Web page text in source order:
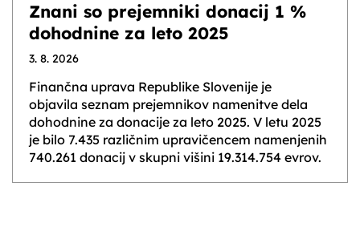
Znani so prejemniki donacij 1 %
dohodnine za leto 2025
3. 8. 2026
Finančna uprava Republike Slovenije je
objavila seznam prejemnikov namenitve dela
dohodnine za donacije za leto 2025. V letu 2025
je bilo 7.435 različnim upravičencem namenjenih
740.261 donacij v skupni višini 19.314.754 evrov.